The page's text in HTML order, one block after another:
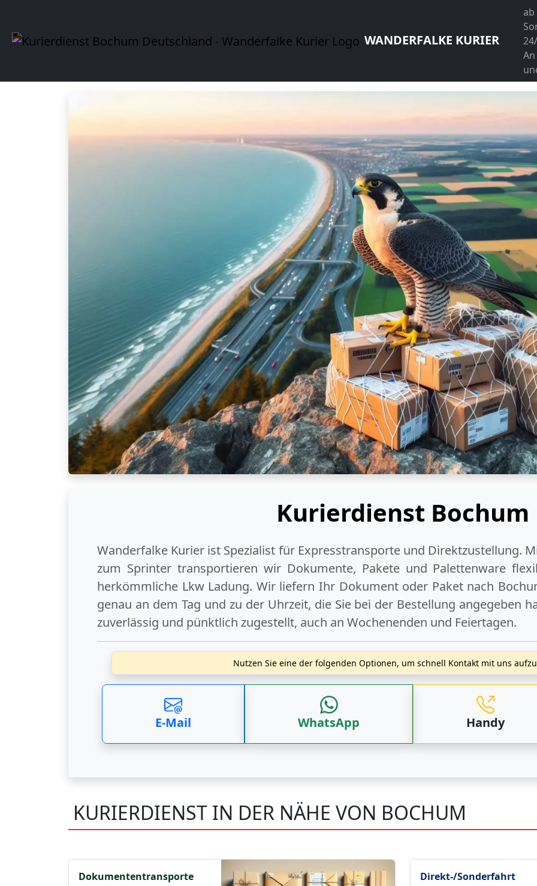
WANDERFALKE KURIER
Kurierdienst Bochum
Wanderfalke Kurier ist Spezialist für Expresstransporte und Direktzustellung.
zum Sprinter transportieren wir Dokumente, Pakete und Palettenware
herkömmliche Lkw Ladung. Wir liefern Ihr Dokument oder Paket nach
genau an dem Tag und zu der Uhrzeit, die Sie bei der Bestellung angegeben
zuverlässig und pünktlich zugestellt, auch an Wochenenden und Feiertagen.
Nutzen Sie eine der folgenden Optionen, um schnell Kontakt mit uns
E-Mail WhatsApp Handy
KURIERDIENST IN DER NÄHE VON BOCHUM
Direkt-/Sonderfahrt
Dokumententransporte